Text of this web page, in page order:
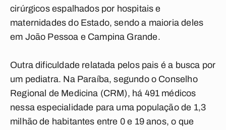
cirúrgicos espalhados por hospitais e
maternidades do Estado, sendo a maioria deles
em João Pessoa e Campina Grande.
Outra dificuldade relatada pelos pais é a busca por
um pediatra. Na Paraíba, segundo o Conselho
Regional de Medicina (CRM), há 491 médicos
nessa especialidade para uma população de 1,3
milhão de habitantes entre 0 e 19 anos, o que